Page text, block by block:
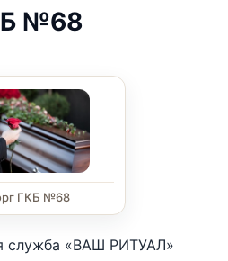
№68
ГКБ №68
служба «ВАШ РИТУАЛ»